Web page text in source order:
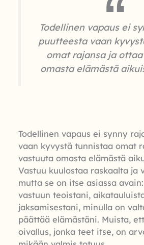
Todellinen vapaus ei
puutteesta vaan
omat rajansa ja
omasta elämästä
Todellinen vapaus ei synny
vaan kyvystä tunnistaa omat
vastuuta omasta elämästä
Vastuu kuulostaa raskaalta ja
mutta se on itse asiassa
vastuun teoistani,
jaksamisestani, minulla on
päättää elämästäni. Muista,
oivallus, jonka teet itse, on